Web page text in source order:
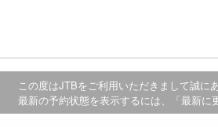
この度はJTBをご利用いただきまして誠に
最新の予約状態を表示するには、「最新に